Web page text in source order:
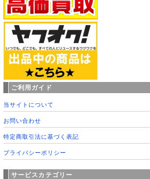
ご利用ガイド
当サイトについて
お問い合わせ
特定商取引法に基づく表記
プライバシーポリシー
サービスカテゴリー